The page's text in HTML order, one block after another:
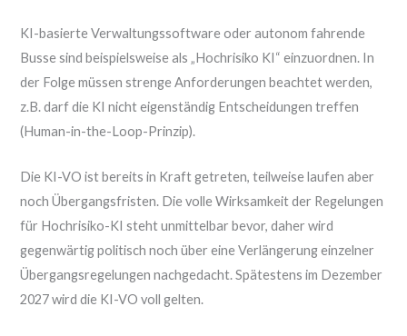
KI-basierte Verwaltungssoftware oder autonom fahrende
Busse sind beispielsweise als „Hochrisiko KI“ einzuordnen. In
der Folge müssen strenge Anforderungen beachtet werden,
z.B. darf die KI nicht eigenständig Entscheidungen treffen
(Human-in-the-Loop-Prinzip).
Die KI-VO ist bereits in Kraft getreten, teilweise laufen aber
noch Übergangsfristen. Die volle Wirksamkeit der Regelungen
für Hochrisiko-KI steht unmittelbar bevor, daher wird
gegenwärtig politisch noch über eine Verlängerung einzelner
Übergangsregelungen nachgedacht. Spätestens im Dezember
2027 wird die KI-VO voll gelten.